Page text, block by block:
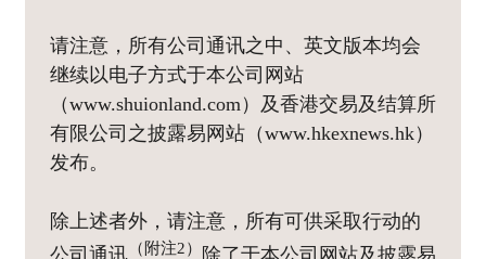
请注意，所有公司通讯之中、英文版本均会
继续以电子方式于本公司网站
（www.shuionland.com）及香港交易及结算所
有限公司之披露易网站（www.hkexnews.hk）
发布。
除上述者外，请注意，所有可供采取行动的
（附注2）